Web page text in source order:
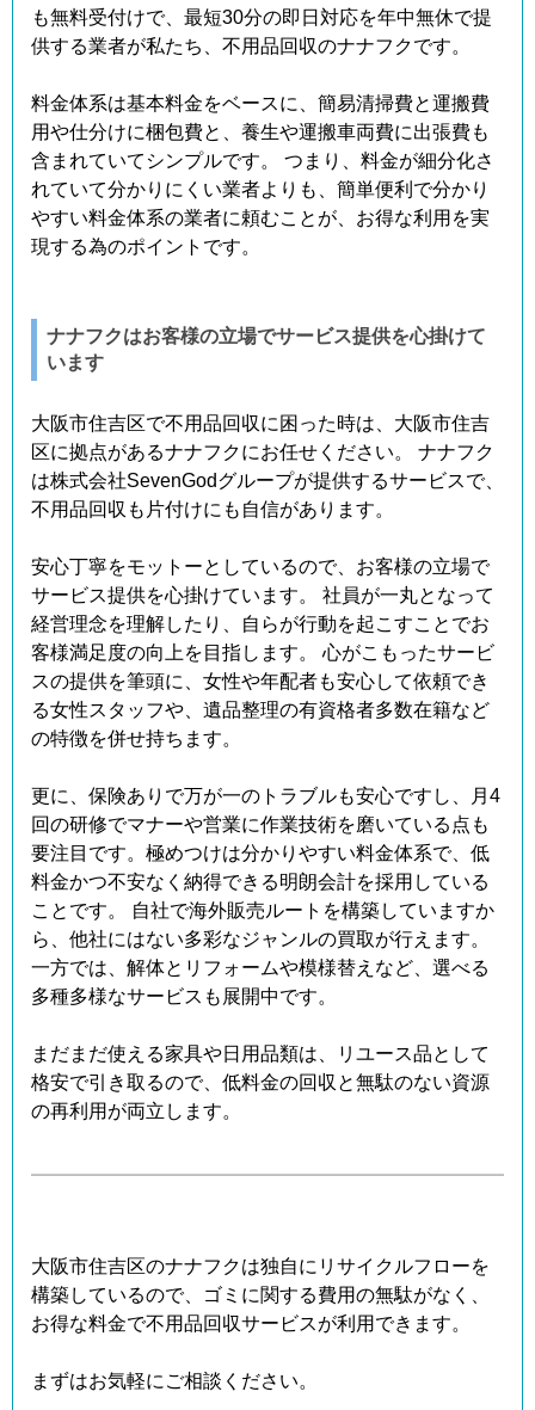
も無料受付けで、最短30分の即日対応を年中無休で提
供する業者が私たち、不用品回収のナナフクです。
料金体系は基本料金をベースに、簡易清掃費と運搬費
用や仕分けに梱包費と、養生や運搬車両費に出張費も
含まれていてシンプルです。 つまり、料金が細分化さ
れていて分かりにくい業者よりも、簡単便利で分かり
やすい料金体系の業者に頼むことが、お得な利用を実
現する為のポイントです。
ナナフクはお客様の立場でサービス提供を心掛けて
います
大阪市住吉区で不用品回収に困った時は、大阪市住吉
区に拠点があるナナフクにお任せください。 ナナフク
は株式会社SevenGodグループが提供するサービスで、
不用品回収も片付けにも自信があります。
安心丁寧をモットーとしているので、お客様の立場で
サービス提供を心掛けています。 社員が一丸となって
経営理念を理解したり、自らが行動を起こすことでお
客様満足度の向上を目指します。 心がこもったサービ
スの提供を筆頭に、女性や年配者も安心して依頼でき
る女性スタッフや、遺品整理の有資格者多数在籍など
の特徴を併せ持ちます。
更に、保険ありで万が一のトラブルも安心ですし、月4
回の研修でマナーや営業に作業技術を磨いている点も
要注目です。極めつけは分かりやすい料金体系で、低
料金かつ不安なく納得できる明朗会計を採用している
ことです。 自社で海外販売ルートを構築していますか
ら、他社にはない多彩なジャンルの買取が行えます。
一方では、解体とリフォームや模様替えなど、選べる
多種多様なサービスも展開中です。
まだまだ使える家具や日用品類は、リユース品として
格安で引き取るので、低料金の回収と無駄のない資源
の再利用が両立します。
大阪市住吉区のナナフクは独自にリサイクルフローを
構築しているので、ゴミに関する費用の無駄がなく、
お得な料金で不用品回収サービスが利用できます。
まずはお気軽にご相談ください。